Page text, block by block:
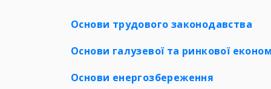
Основи трудового законодавства
Основи галузевої та ринкової
Основи енергозбереження